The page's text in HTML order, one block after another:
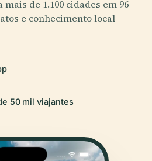
de 1.100 cidades em 96
e conhecimento local —
50 mil viajantes